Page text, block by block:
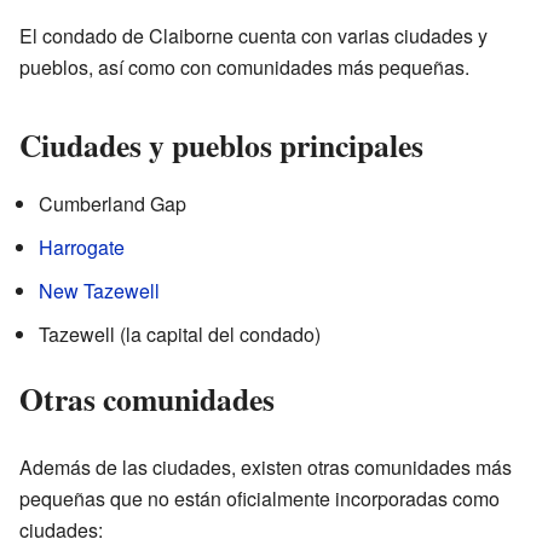
El condado de Claiborne cuenta con varias ciudades y
pueblos, así como con comunidades más pequeñas.
Ciudades y pueblos principales
Cumberland Gap
Harrogate
New Tazewell
Tazewell (la capital del condado)
Otras comunidades
Además de las ciudades, existen otras comunidades más
pequeñas que no están oficialmente incorporadas como
ciudades: